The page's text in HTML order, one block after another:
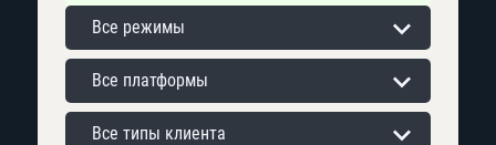
Все режимы
Все платформы
Все типы клиента